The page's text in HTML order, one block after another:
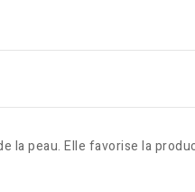
la peau. Elle favorise la